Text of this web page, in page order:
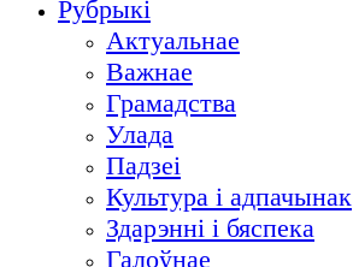
Рубрыкi
Актуальнае
Важнае
Грамадства
Улада
Падзеі
Культура і адпачынак
Здарэнні і бяспека
Галоўнае